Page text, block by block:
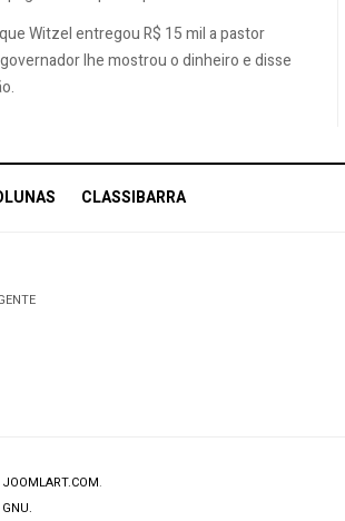
Witzel entregou R$ 15 mil a pastor
lhe mostrou o dinheiro e disse
CLASSIBARRA
JOOMLART.COM.